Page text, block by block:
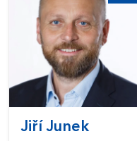
Jiří Junek